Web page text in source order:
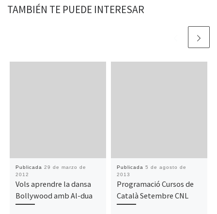
TAMBIÉN TE PUEDE INTERESAR
Publicada 29 de marzo de
2012
Vols aprendre la dansa
Bollywood amb Al-dua
Publicada 5 de agosto de
2013
Programació Cursos de
Català Setembre CNL